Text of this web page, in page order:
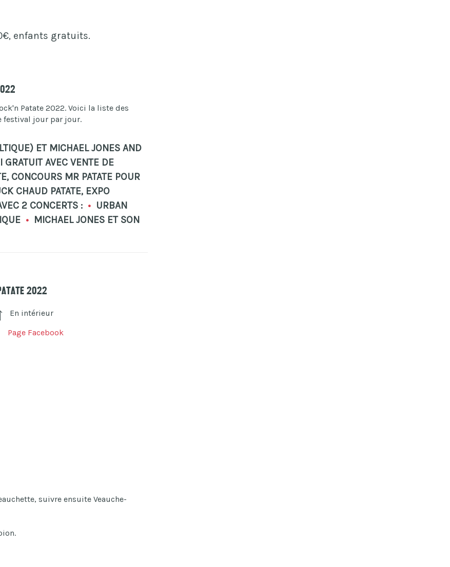
enfants gratuits.
Patate 2022. Voici la liste des
festival jour par jour.
ET MICHAEL JONES AND
GRATUIT AVEC VENTE DE
CONCOURS MR PATATE POUR
CHAUD PATATE, EXPO
2 CONCERTS : • URBAN
• MICHAEL JONES ET SON
2022
En intérieur
Page Facebook
suivre ensuite Veauche-